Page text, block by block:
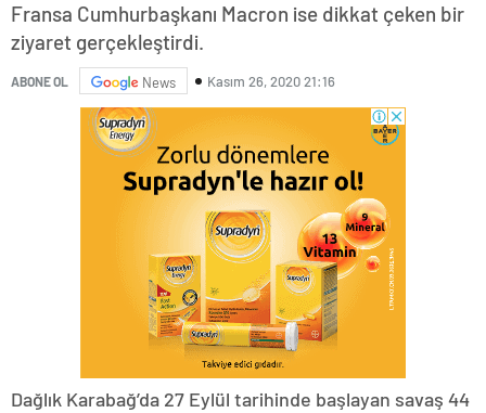
Fransa Cumhurbaşkanı Macron ise dikkat çeken bir
ziyaret gerçekleştirdi.
ABONE OL News Kasım 26, 2020 21:16
Dağlık Karabağ’da 27 Eylül tarihinde başlayan savaş 44